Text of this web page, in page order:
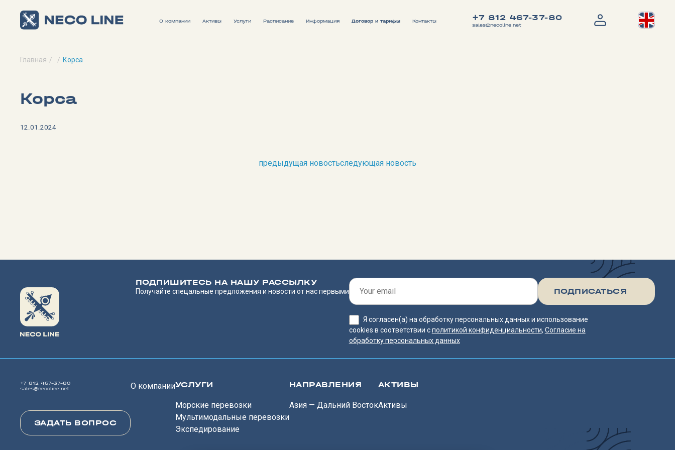
О компании Активы Услуги Расписание Информация Договор и тарифы Контакты +7 812 467-37-80
sales@necoline.net
Главная Корса
Корса
12.01.2024
предыдущая новостьследующая новость
ПОДПИШИТЕСЬ НА НАШУ РАССЫЛКУ
Получайте спецальные предложения и новости от нас первыми
Я согласен(а) на обработку персональных данных и использование
cookies в соответствии сполитикой конфиденциальности, Согласие на
обработку персональных данных
+7 812 467-37-80
sales@necoline.net
ЗАДАТЬ ВОПРОС
О компанииУСЛУГИ
Морские перевозки
Мультимодальные перевозки
Экспедирование
НАПРАВЛЕНИЯ
Азия — Дальний Восток
АКТИВЫ
Активы